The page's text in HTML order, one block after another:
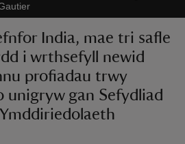
India, mae tri safle
i wrthsefyll newid
profiadau trwy
unigryw gan Sefydliad